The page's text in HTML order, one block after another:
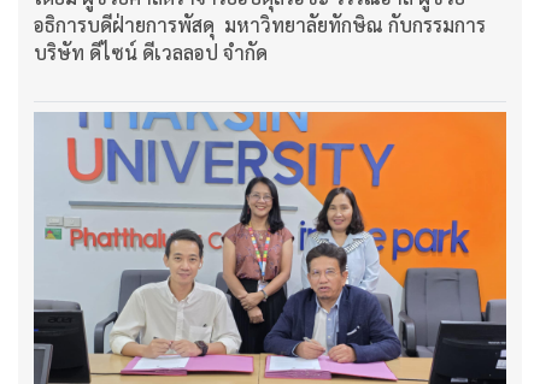
อธิการบดีฝ่ายการพัสดุ มหาวิทยาลัยทักษิณ กับกรรมการ
บริษัท ดีไซน์ ดีเวลลอป จำกัด